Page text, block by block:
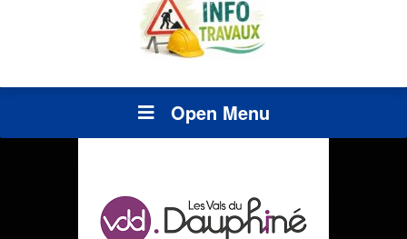
Open Menu